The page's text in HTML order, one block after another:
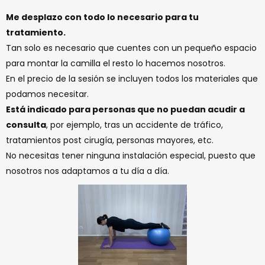
Me desplazo con todo lo necesario para tu
tratamiento.
Tan solo es necesario que cuentes con un pequeño espacio
para montar la camilla el resto lo hacemos nosotros.
En el precio de la sesión se incluyen todos los materiales que
podamos necesitar.
Está indicado para personas que no puedan acudir a
consulta, por ejemplo, tras un accidente de tráfico,
tratamientos post cirugía, personas mayores, etc.
No necesitas tener ninguna instalación especial, puesto que
nosotros nos adaptamos a tu día a día.